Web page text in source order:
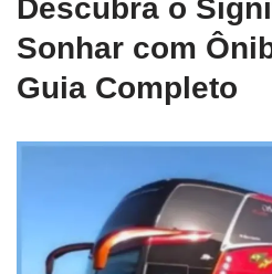
Descubra o
Sonhar com
Guia Completo